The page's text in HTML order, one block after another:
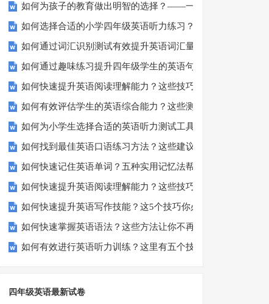
如何为孩子的教育做出明智的选择？——一份全面指南
如何选择合适的小学四年级英语听力练习？
如何通过词汇识别测试有效提升英语词汇量？
如何通过趣味练习提升四年级学生的英语句子结构？
如何快速提升英语阅读理解能力？这些技巧助你一臂之力！
如何有效评估学生的英语综合能力？这些测评方法要知道！
如何为小学生选择合适的英语听力测试工具？
如何找到最佳英语口语练习方法？这些建议让你事半功倍！
如何快速记住英语单词？五种实用记忆法帮你解决难题
如何快速提升英语阅读理解能力？这些技巧你必须知道！
如何快速提升英语写作技能？这5个技巧你必须知道！
如何快速掌握英语语法？这些方法让你不再迷茫！
如何有效进行英语听力训练？这里有五个技巧助你一臂之力
四年级英语最新试卷